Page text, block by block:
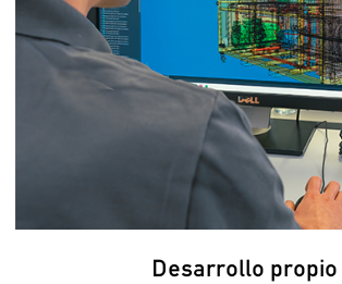
Desarrollo propio